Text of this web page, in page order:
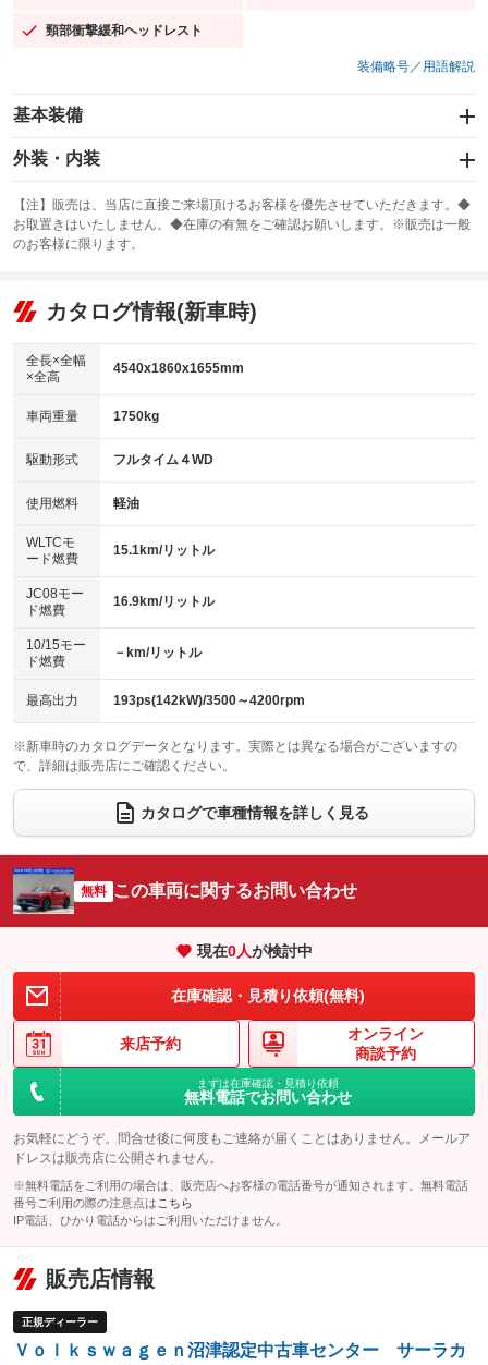
頸部衝撃緩和ヘッドレスト
：装備あり
装備略号／用語解説
基本装備
エアバッグ：運転席/助手席/サイド
：装備あり
：装備なし
サンルーフ
：装備なし ABS
リフトアップ
：装備なし
：装備なし
パワーウィンドウ
アイドリングストップ
：装備あり
USB入力端子
：装備あり
100V電源
：装備あり
センターデフロック
：装備なし
電動格納ミラー
：装備あり
外装・内装
カーナビ：メモリーナビ他
：装備あり
TV
：装備なし
ビジュアル
：装備なし
：装備あり
革シート
キーレス
HID(キセノンライト)
：装備なし
バックカメラ
：装備あり
エアロ
：装備なし
：装備なし
パワーシート
ベンチシート
：装備なし
チップアップシート
：装備なし オットマン
：装備なし
：装備なし ：装備あり
ウォークスルー
：装備なし
電動リアゲート フロントカメラ
：装備あり
：装備なし ：装備あり
サイドカメラ
：装備あり ルーフレール
：装備あり
：装備なし
：装備なし
【注】販売は、当店に直接ご来場頂けるお客様を優先させていただきます。◆
お取置きはいたしません。◆在庫の有無をご確認お願いします。※販売は一般
のお客様に限ります。
カタログ情報(新車時)
全長×全幅
×全高
4540x1860x1655mm
車両重量 1750kg
駆動形式 フルタイム４WD
使用燃料 軽油
WLTCモ
ード燃費
15.1km/リットル
JC08モー
ド燃費
16.9km/リットル
10/15モー
ド燃費
－km/リットル
最高出力 193ps(142kW)/3500～4200rpm
※新車時のカタログデータとなります。実際とは異なる場合がございますの
で、詳細は販売店にご確認ください。
カタログで車種情報を詳しく見る
無料 この車両に関するお問い合わせ
現在0人が検討中
在庫確認・見積り依頼(無料)
来店予約
オンライン
商談予約
まずは在庫確認・見積り依頼
無料電話でお問い合わせ
お気軽にどうぞ。問合せ後に何度もご連絡が届くことはありません。メールア
ドレスは販売店に公開されません。
※無料電話をご利用の場合は、販売店へお客様の電話番号が通知されます。無料電話
番号ご利用の際の注意点は こちら
IP電話、ひかり電話からはご利用いただけません。
販売店情報
正規ディーラー
Ｖｏｌｋｓｗａｇｅｎ沼津認定中古車センター サーラカ